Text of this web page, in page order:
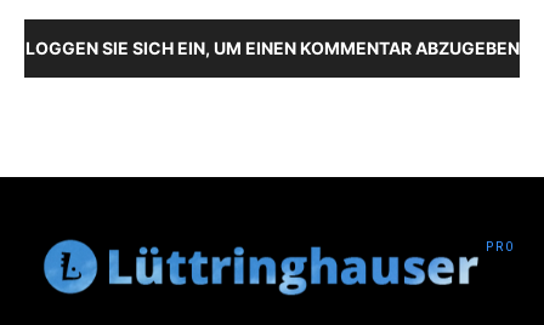
LOGGEN SIE SICH EIN, UM EINEN KOMMENTAR ABZUGEBEN